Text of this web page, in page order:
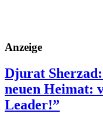
Anzeige
Djurat
neuen Heimat:
Leader!”